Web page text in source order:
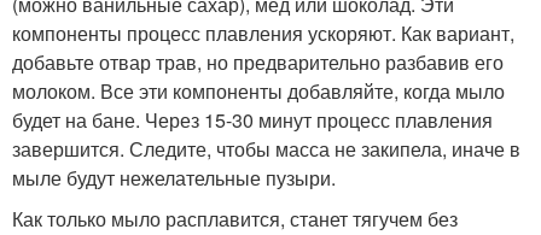
компоненты процесс плавления ускоряют. Как вариант,
добавьте отвар трав, но предварительно разбавив его
молоком. Все эти компоненты добавляйте, когда мыло
будет на бане. Через 15-30 минут процесс плавления
завершится. Следите, чтобы масса не закипела, иначе в
мыле будут нежелательные пузыри.
Как только мыло расплавится, станет тягучем без